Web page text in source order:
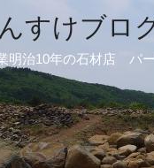
すけブロ
明治10年の石材店 パ